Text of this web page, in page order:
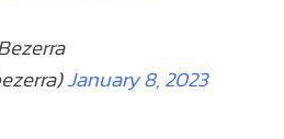
January 8, 2023